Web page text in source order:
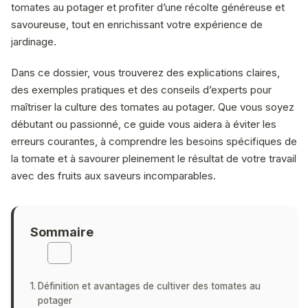
tomates au potager et profiter d’une récolte généreuse et
savoureuse, tout en enrichissant votre expérience de
jardinage.
Dans ce dossier, vous trouverez des explications claires,
des exemples pratiques et des conseils d’experts pour
maîtriser la culture des tomates au potager. Que vous soyez
débutant ou passionné, ce guide vous aidera à éviter les
erreurs courantes, à comprendre les besoins spécifiques de
la tomate et à savourer pleinement le résultat de votre travail
avec des fruits aux saveurs incomparables.
Sommaire
Définition et avantages de cultiver des tomates au
potager